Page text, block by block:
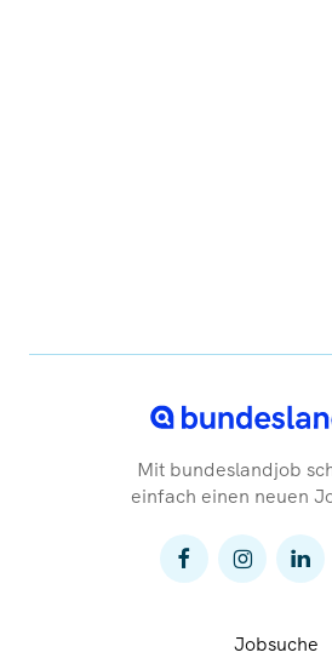
Mit bundeslandjob
einfach einen neuen
Jobsuche